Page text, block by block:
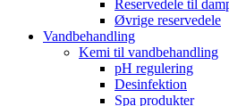
Reservedele til
Øvrige reservedele
Vandbehandling
Kemi til vandbehandling
pH regulering
Desinfektion
Spa produkter